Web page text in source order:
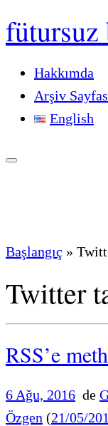
Hakkımda
Arşiv
English
Başlangıç »
Twitter
RSS’e
6 Ağu, 2016 de
Özgen (21/05/